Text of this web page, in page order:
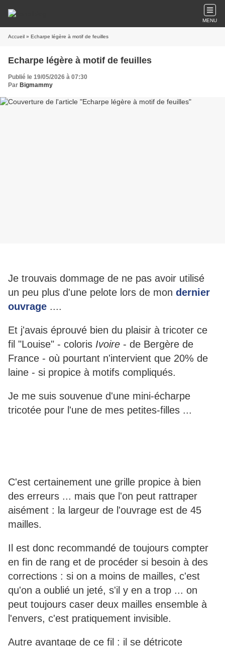
MENU
Accueil » Echarpe légère à motif de feuilles
Echarpe légère à motif de feuilles
Publié le 19/05/2026 à 07:30
Par Bigmammy
Je trouvais dommage de ne pas avoir utilisé
un peu plus d'une pelote lors de mon dernier
ouvrage ....
Et j'avais éprouvé bien du plaisir à tricoter ce
fil "Louise" - coloris Ivoire - de Bergère de
France - où pourtant n'intervient que 20% de
laine - si propice à motifs compliqués.
Je me suis souvenue d'une mini-écharpe
tricotée pour l'une de mes petites-filles ...
C'est certainement une grille propice à bien
des erreurs ... mais que l'on peut rattraper
aisément : la largeur de l'ouvrage est de 45
mailles.
Il est donc recommandé de toujours compter
en fin de rang et de procéder si besoin à des
corrections : si on a moins de mailles, c'est
qu'on a oublié un jeté, s'il y en a trop ... on
peut toujours caser deux mailles ensemble à
l'envers, c'est pratiquement invisible.
Autre avantage de ce fil : il se détricote